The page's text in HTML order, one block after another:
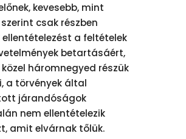
kevesebb, mint
csak részben
ellentételezést a feltételek
betartásáért,
háromnegyed részük
a törvények által
járandóságok
nem ellentételezik
amit elvárnak tőlük.